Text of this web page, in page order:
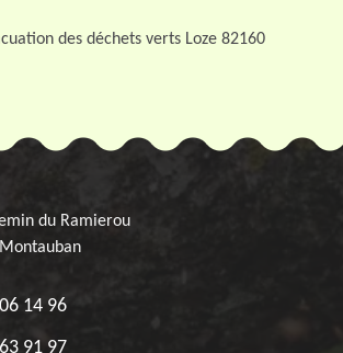
des déchets verts Loze 82160
du Ramierou
14 96
91 97